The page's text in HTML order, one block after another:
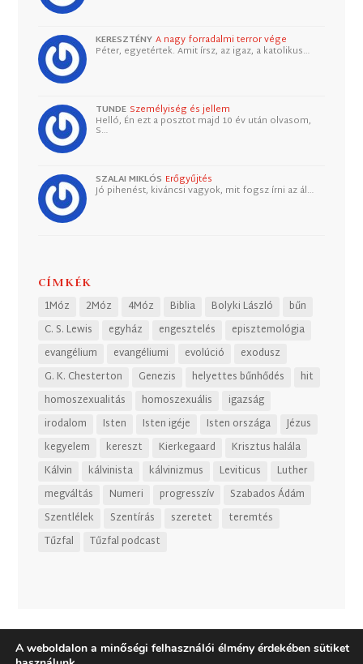
KERESZTÉNY A nagy forradalmi terror vége
Péter, egyetértek. Amit írsz, az igaz, a katolikus…
TUNDE Személyiség és jellem
Helló, Én ezt a posztot majd 10 év után olvasom,
S…
SZALAI MIKLÓS Erőgyűjtés
Jó pihenést, kiváncsi vagyok, mit fogsz írni az ál…
CÍMKÉK
1Móz 2Móz 4Móz Biblia Bolyki László
bűn
C. S. Lewis
egyház engesztelés
episztemológia
evangélium
evangéliumi evolúció
exodusz
G. K. Chesterton
Genezis helyettes bűnhődés
hit
homoszexualitás
homoszexuális
igazság
irodalom
Isten Isten igéje Isten országa
Jézus
kegyelem
kereszt Kierkegaard
Krisztus halála
Kálvin
kálvinista kálvinizmus Leviticus
Luther
megváltás
Numeri progresszív
Szabados Ádám
Szentlélek
Szentírás szeretet
teremtés
Tűzfal
Tűzfal podcast
A weboldalon a minőségi felhasználói élmény érdekében sütiket